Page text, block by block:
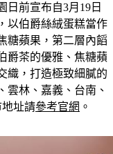
日前宣布自3月19日
以伯爵絲絨蛋糕當作
糖蘋果，第二層內饀
爵茶的優雅、焦糖蘋
織，打造極致細膩的
雲林、嘉義、台南、
址請參考官網 。